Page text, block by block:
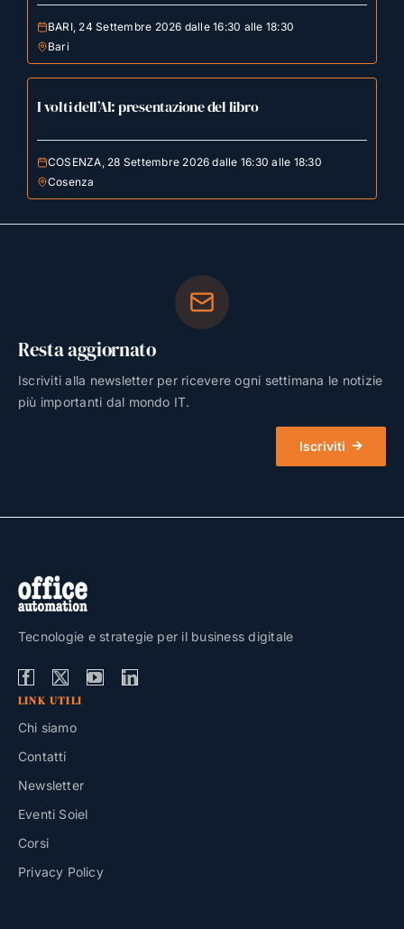
BARI, 24 Settembre 2026 dalle 16:30 alle 18:30
Bari
I volti dell’AI: presentazione del libro
COSENZA, 28 Settembre 2026 dalle 16:30 alle 18:30
Cosenza
Resta aggiornato
Iscriviti alla newsletter per ricevere ogni settimana le notizie
più importanti dal mondo IT.
Iscriviti
Tecnologie e strategie per il business digitale
LINK UTILI
Chi siamo
Contatti
Newsletter
Eventi Soiel
Corsi
Privacy Policy